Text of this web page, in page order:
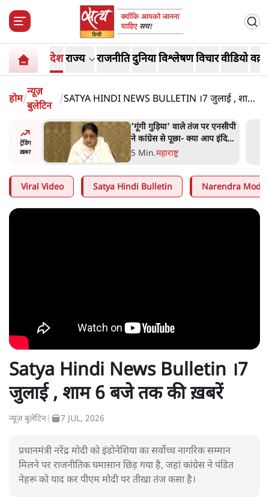
देशराज्य राजनीतिदुनियाविश्लेषणविचारवीडियो
होम/
न्यूज़
बुलेटिन
/SATYA HINDI NEWS BULLETIN ।7 जुलाई , शाम
ट्रेंडिंग
ख़बर
एनसीपी
इंदिरा
हैं?
संसदीय समिति-मेटा की बैठकः
मार्क ज़करबर्ग ने भारत सरकार से
माफी मांगी
5 Min.देश
Viral Video Satya Hindi Bulletin Narendra Modi
Satya Hindi News Bulletin ।7
जुलाई , शाम 6 बजे तक की ख़बरें
न्यूज़ बुलेटिन 7 JUL, 2026
प्रधानमंत्री नरेंद्र मोदी को इंडोनेशिया का सर्वोच्च नागरिक सम्मान
मिलने पर राजनीतिक घमासान छिड़ गया है, जहां कांग्रेस ने पंडित
नेहरू को याद कर पीएम मोदी पर तीखा तंज कसा है।